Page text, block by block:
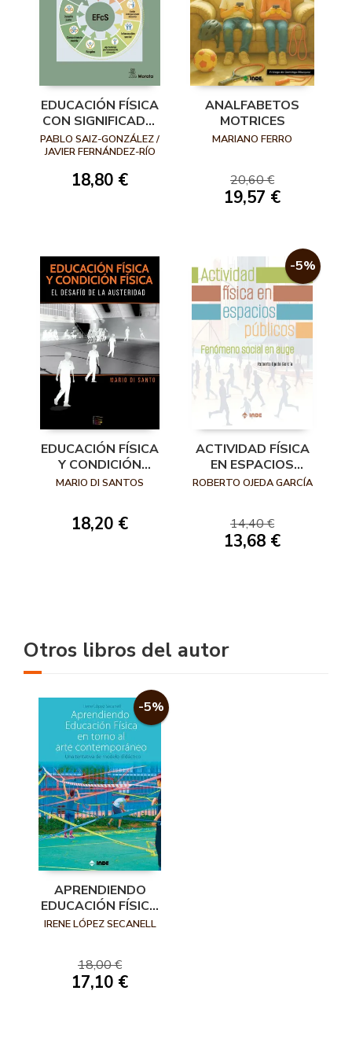
EDUCACIÓN FÍSICA
CON SIGNIFICADO.
UN NUEVO
HORIZONTE
PABLO SAIZ-GONZÁLEZ /
JAVIER FERNÁNDEZ-RÍO
18,80 €
ANALFABETOS
MOTRICES
MARIANO FERRO
20,60 €
19,57 €
EDUCACIÓN FÍSICA
Y CONDICIÓN
FÍSICA EL DESAFÍO
MARIO DI SANTOS
18,20 €
-5%
ACTIVIDAD FÍSICA
EN ESPACIOS
PÚBLICOS
ROBERTO OJEDA GARCÍA
14,40 €
13,68 €
Otros libros del autor
-5%
APRENDIENDO
EDUCACIÓN FÍSICA
EN TORNO AL
IRENE LÓPEZ SECANELL
18,00 €
17,10 €